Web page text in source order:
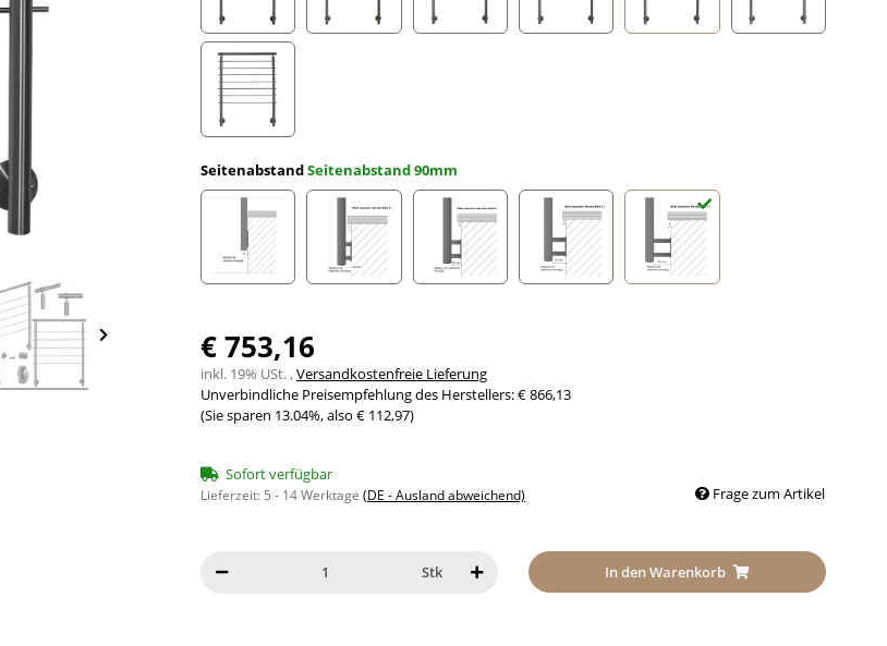
ohne Querstreben
SeitenabstandSeitenabstand 90mm
€ 753,16
inkl. 19% USt. ,Versandkostenfreie Lieferung
Unverbindliche Preisempfehlung des Herstellers:€ 866,13
(Sie sparen 13.04%, also € 112,97)
Sofort verfügbar
Lieferzeit: 5 - 14 Werktage (DE - Ausland abweichend) Frage zum Artikel
Stk In den Warenkorb